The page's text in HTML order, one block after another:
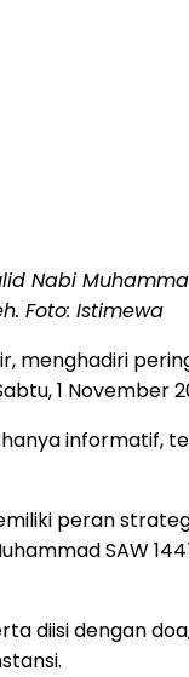
Nabi
Foto: Istimewa
menghadiri
1 November
informatif,
peran
SAW
diisi dengan